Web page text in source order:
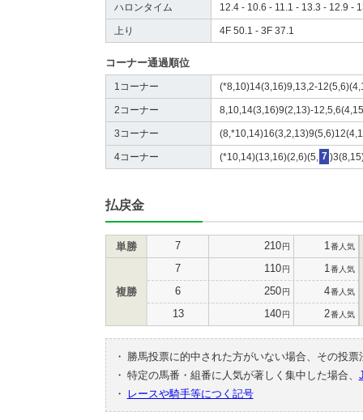
ハロンタイム 12.4 - 10.6 - 11.1 - 13.3 - 12.9 -
上り 4F 50.1 - 3F 37.1
コーナー通過順位
1コーナー (*8,10)14(3,16)9,13,2-
2コーナー 8,10,14(3,16)9(2,13)-
3コーナー
4コーナー (*10,14)(13,16)(2,6)(5, 7
払戻金
単勝 7 210円 1 番人気
複勝
7 110円 1 番人気
6 250円 4番人気
13 140円 2番人気
・
勝馬投票に的中された方がいない場合、その投
・ 特定の馬番・組番に人気が著しく集中した場合、
・
レースや騎手等につく記号